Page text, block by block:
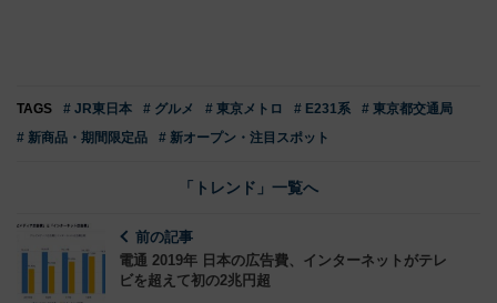
TAGS # JR東日本 # グルメ # 東京メトロ # E231系
# 東京都交通局
# 新商品・期間限定品
# 新オープン・注目スポット
「トレンド」一覧へ
前の記事
電通 2019年 日本の広告費、インターネットがテレ
ビを超えて初の2兆円超